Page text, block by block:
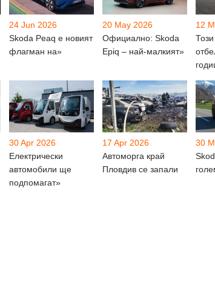
24 Jun 2026
Skoda Peaq е новият
флагман на»
20 May 2026
Официално: Skoda
Epiq – най-малкият»
12
30 Apr 2026
Електрически
автомобили ще
подпомагат»
17 Apr 2026
Автоморга край
Пловдив се запали
30